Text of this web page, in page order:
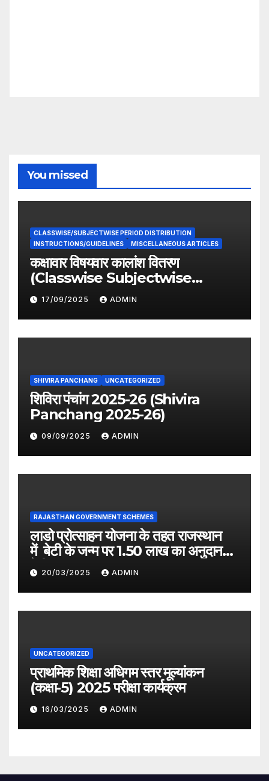
You missed
CLASSWISE/SUBJECTWISE PERIOD DISTRIBUTION
INSTRUCTIONS/GUIDELINES
MISCELLANEOUS ARTICLES
कक्षावार विषयवार कालांश वितरण
(Classwise Subjectwise
period distribution)
17/09/2025 ADMIN
SHIVIRA PANCHANG UNCATEGORIZED
शिविरा पंचांग 2025-26 (Shivira
Panchang 2025-26)
09/09/2025 ADMIN
RAJASTHAN GOVERNMENT SCHEMES
लाडो प्रोत्साहन योजना के तहत राजस्थान
में बेटी के जन्म पर 1.50 लाख का अनुदान
देगी सरकार
20/03/2025 ADMIN
UNCATEGORIZED
प्राथमिक शिक्षा अधिगम स्तर मूल्यांकन
(कक्षा-5) 2025 परीक्षा कार्यक्रम
16/03/2025 ADMIN